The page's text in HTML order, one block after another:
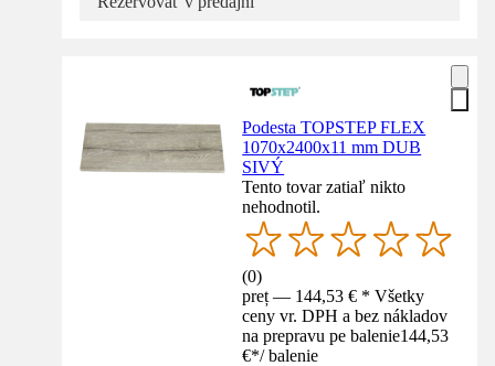
Podesta TOPSTEP FLEX
1070x2400x11 mm DUB
SIVÝ
Tento tovar zatiaľ nikto
nehodnotil.
(0)
preț — 144,53 € * Všetky
ceny vr. DPH a bez nákladov
na prepravu pe balenie144,53
€*/ balenie